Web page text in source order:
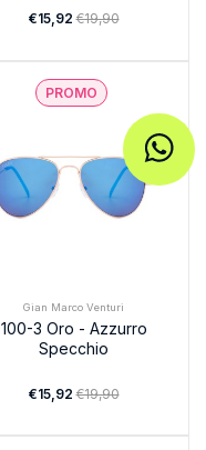
€15,92€19,90
PROMO
Gian Marco Venturi
100-3 Oro - Azzurro
Specchio
€15,92€19,90